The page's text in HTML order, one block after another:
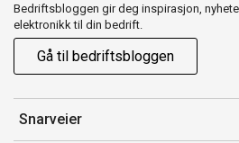
Bedriftsbloggen gir deg inspirasjon,
elektronikk til din bedrift.
Gå til bedriftsbloggen
Snarveier